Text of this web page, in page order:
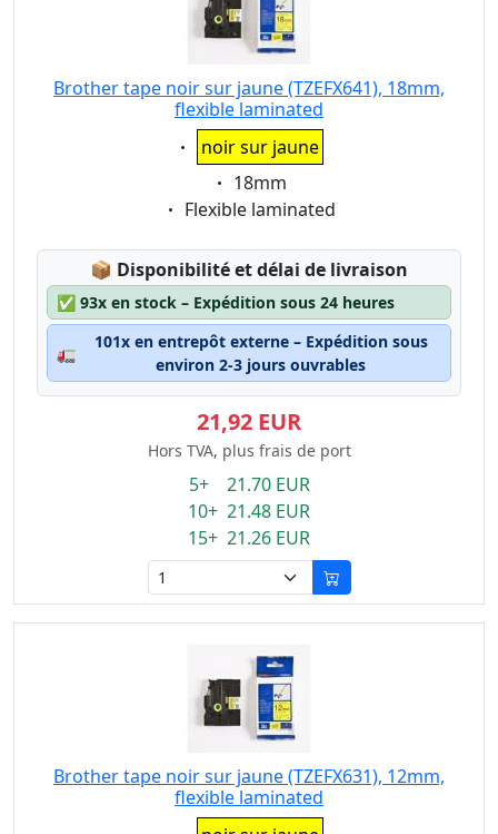
Brother tape noir sur jaune (TZEFX641), 18mm,
flexible laminated
Eigenschaft:
noir sur jaune
Eigenschaft:
18mm
Eigenschaft:
Flexible laminated
📦 Lagerstatus:
Disponibilité et délai de livraison
✅ 93x en stock – Expédition sous 24 heures
🚛
101x en entrepôt externe – Expédition sous
environ 2-3 jours ouvrables
21,92 EUR
Hors TVA, plus frais de port
5+ 21.70 EUR
10+ 21.48 EUR
15+ 21.26 EUR
Brother tape noir sur jaune (TZEFX631), 12mm,
flexible laminated
Eigenschaft: